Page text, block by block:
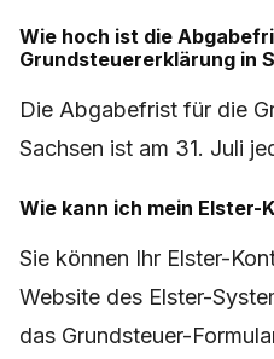
Wie hoch ist die
Grundsteuererklärung in
Die Abgabefrist für die
Sachsen ist am 31. Juli
Wie kann ich mein Elster-
Sie können Ihr Elster-
Website des Elster-
das Grundsteuer-